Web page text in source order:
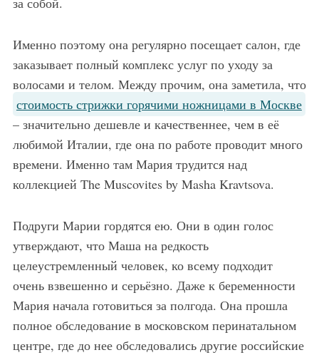
Именно поэтому она регулярно посещает салон, где
заказывает полный комплекс услуг по уходу за
волосами и телом. Между прочим, она заметила, что
стоимость стрижки горячими ножницами в Москве
– значительно дешевле и качественнее, чем в её
любимой Италии, где она по работе проводит много
времени. Именно там Мария трудится над
коллекцией The Muscovites by Masha Kravtsova.
Подруги Марии гордятся ею. Они в один голос
утверждают, что Маша на редкость
целеустремленный человек, ко всему подходит
очень взвешенно и серьёзно. Даже к беременности
Мария начала готовиться за полгода. Она прошла
полное обследование в московском перинатальном
центре, где до нее обследовались другие российские